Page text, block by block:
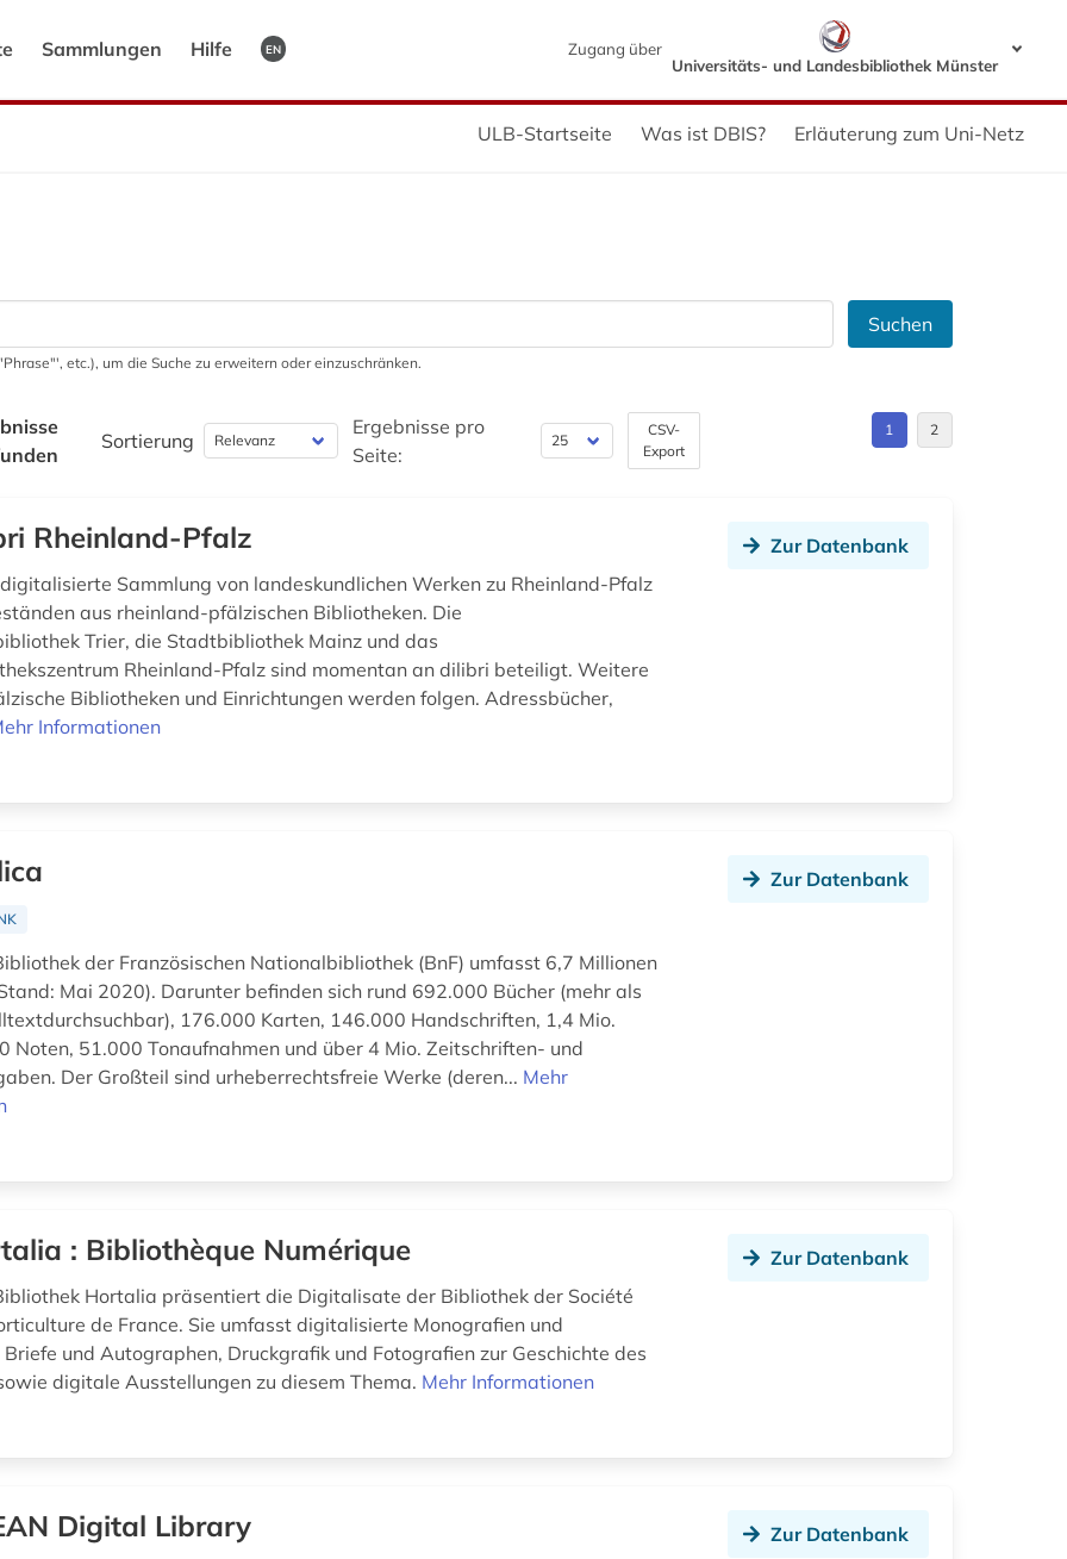
Sammlungen Hilfe EN
Zugang über
Universitäts- und Landesbibliothek Münster
ULB-Startseite Was ist DBIS? Erläuterung zum Uni-Netz
Suchen
etc.), um die Suche zu erweitern oder einzuschränken.
Sortierung
Ergebnisse pro
Seite:
CSV-
Export
1 2
Rheinland-Pfalz
Sammlung von landeskundlichen Werken zu Rheinland-Pfalz
aus rheinland-pfälzischen Bibliotheken. Die
Trier, die Stadtbibliothek Mainz und das
Rheinland-Pfalz sind momentan an dilibri beteiligt. Weitere
Bibliotheken und Einrichtungen werden folgen. Adressbücher,
Informationen
Zur Datenbank
der Französischen Nationalbibliothek (BnF) umfasst 6,7 Millionen
Mai 2020). Darunter befinden sich rund 692.000 Bücher (mehr als
176.000 Karten, 146.000 Handschriften, 1,4 Mio.
Noten, 51.000 Tonaufnahmen und über 4 Mio. Zeitschriften- und
Der Großteil sind urheberrechtsfreie Werke (deren... Mehr
Zur Datenbank
: Bibliothèque Numérique
Hortalia präsentiert die Digitalisate der Bibliothek der Société
de France. Sie umfasst digitalisierte Monografien und
und Autographen, Druckgrafik und Fotografien zur Geschichte des
digitale Ausstellungen zu diesem Thema. Mehr Informationen
Zur Datenbank
Digital Library Zur Datenbank